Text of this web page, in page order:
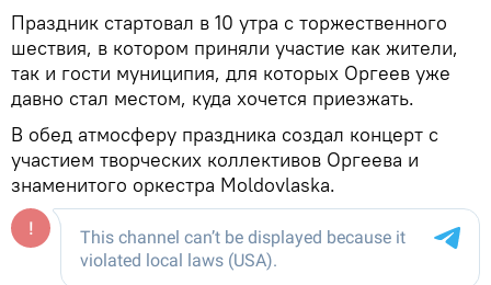
Праздник стартовал в 10 утра с торжественного
шествия, в котором приняли участие как жители,
так и гости муниципия, для которых Оргеев уже
давно стал местом, куда хочется приезжать.
В обед атмосферу праздника создал концерт с
участием творческих коллективов Оргеева и
знаменитого оркестра Moldovlaska.